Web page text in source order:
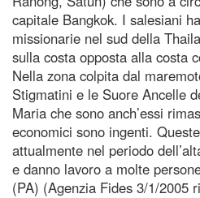
capitale Bangkok. I salesiani
missionarie nel sud della
sulla costa opposta alla costa
Nella zona colpita dal
Stigmatini e le Suore Ancelle
Maria che sono anch’essi
economici sono ingenti.
attualmente nel periodo
e danno lavoro a molte
(PA) (Agenzia Fides 3/1/2005